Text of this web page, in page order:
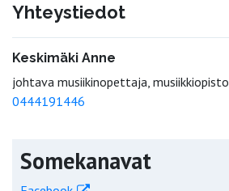
Yhteystiedot
Keskimäki Anne
johtava musiikinopettaja, musiikkiopisto
0444191446
Somekanavat